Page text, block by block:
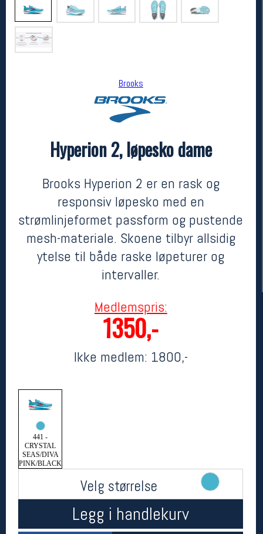
Brooks
Hyperion 2, løpesko dame
Brooks Hyperion 2 er en rask og
responsiv løpesko med en
strømlinjeformet passform og pustende
mesh-materiale. Skoene tilbyr allsidig
ytelse til både raske løpeturer og
intervaller.
Medlemspris:
1350,-
Ikke medlem: 1800,-
441 -
CRYSTAL
SEAS/DIVA
PINK/BLACK
Velg størrelse
Legg i handlekurv
Brooks
1800,- MEDLEM:1350,-
Her finner du oss
Torggata 20
0183 Oslo
Telefon: 23 32 62 00
(telefontid man-fredag klokken 10-13)
Vis i kart
Om oss
Kontakt oss
Åpningstider butikk
11-18
Lørdag:
11-16